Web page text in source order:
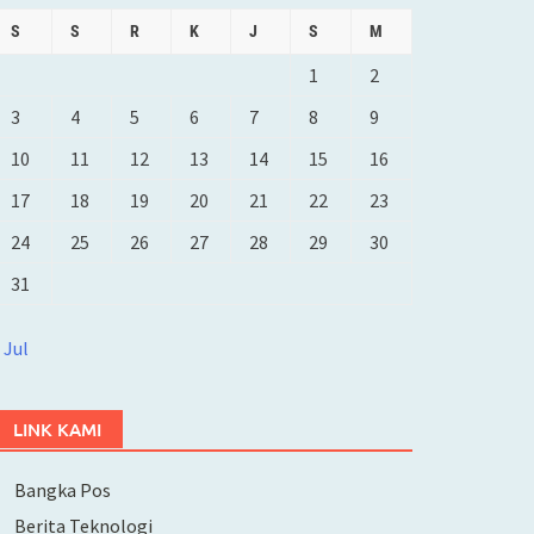
S S R K J S M
1
2
3
4 5 6 7 8
9
10
11 12 13 14 15
16
17
18 19 20 21 22
23
24
25 26 27 28 29
30
31
Jul
LINK KAMI
Bangka Pos
Berita Teknologi